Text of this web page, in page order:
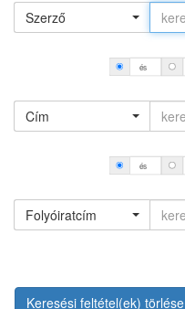
Szerző
és
Cím
és
Folyóiratcím
Keresési feltétel(ek) törlése